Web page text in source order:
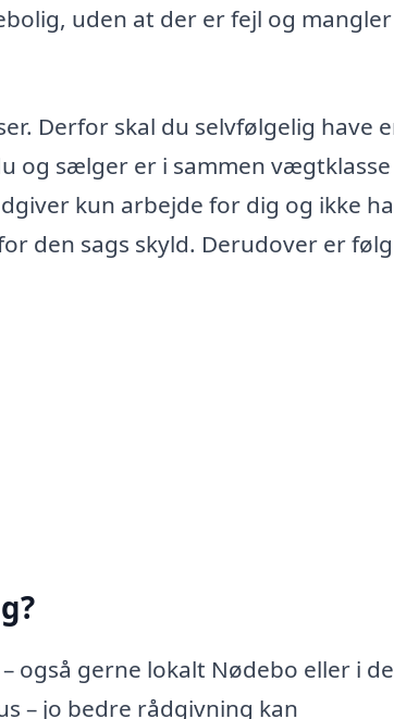
uden at der er fejl og
Derfor skal du selvfølgelig have
og sælger er i sammen
kun arbejde for dig og ikke
den sags skyld. Derudover er
også gerne lokalt Nødebo eller i
– jo bedre rådgivning kan